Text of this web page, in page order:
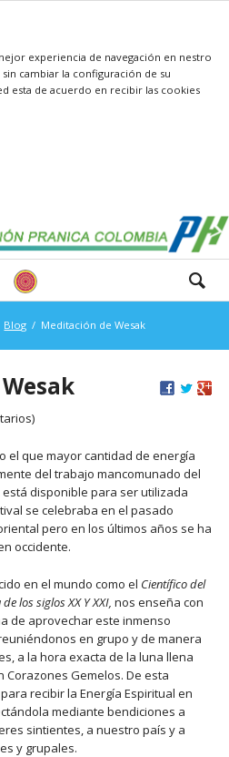
experiencia de navegación en nestro
cambiar la configuración de su
esta de acuerdo en recibir las cookies
Blog Meditación de Wesak
el que mayor cantidad de energía
del trabajo mancomunado del
está disponible para ser utilizada
se celebraba en el pasado
pero en los últimos años se ha
occidente.
en el mundo como el Científico del
los siglos XX Y XXI, nos enseña con
de aprovechar este inmenso
en grupo y de manera
a la hora exacta de la luna llena
Gemelos. De esta
recibir la Energía Espiritual en
mediante bendiciones a
sintientes, a nuestro país y a
y grupales.